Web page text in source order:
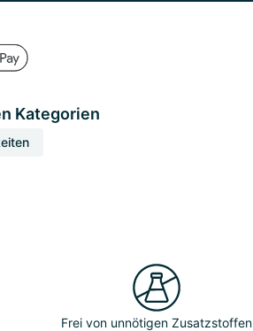
Kategorien
Frei von unnötigen Zusatzstoffen